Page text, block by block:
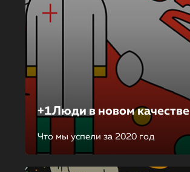
+1Люди в новом качестве
Что мы успели за 2020 год